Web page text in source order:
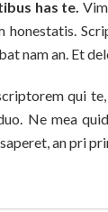
has te.
honestatis.
nam an. Et
qui
Ne mea
an pri